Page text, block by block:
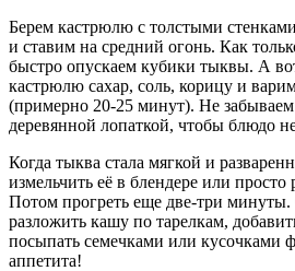
Берем кастрюлю с толстыми
и ставим на средний огонь. Как
быстро опускаем кубики тыквы. А
кастрюлю сахар, соль, корицу и
(примерно 20-25 минут). Не
деревянной лопаткой, чтобы блюдо
Когда тыква стала мягкой и
измельчить её в блендере или просто
Потом прогреть еще две-три минуты.
разложить кашу по тарелкам,
посыпать семечками или кусочками
аппетита!